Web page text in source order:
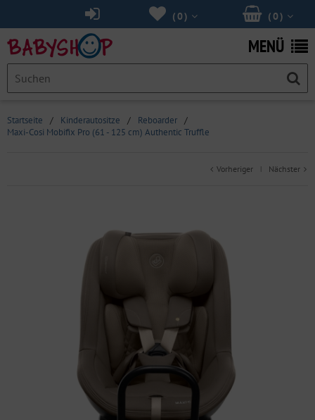
(0 )
(0 )
MENÜ
Startseite / Kinderautositze / Reboarder /
Maxi-Cosi Mobifix Pro (61 - 125 cm) Authentic Truffle
Vorheriger | Nächster